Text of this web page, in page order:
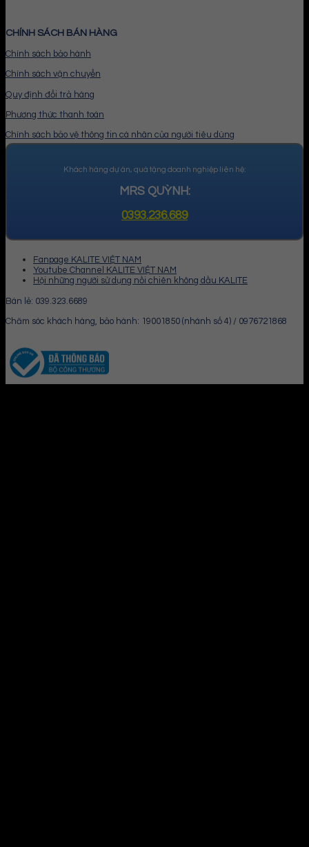
CHÍNH SÁCH BÁN HÀNG
Chính sách bảo hành
Chính sách vận chuyển
Quy định đổi trả hàng
Phương thức thanh toán
Chính sách bảo vệ thông tin cá nhân của người tiêu dùng
Khách hàng dự án, quà tặng doanh nghiệp liên hệ:
MRS QUỲNH:
0393.236.689
Fanpage KALITE VIỆT NAM
Youtube Channel KALITE VIỆT NAM
Hội những người sử dụng nồi chiên không dầu KALITE
Bán lẻ: 039.323.6689
Chăm sóc khách hàng, bảo hành: 19001850 (nhánh số 4) / 0976721868